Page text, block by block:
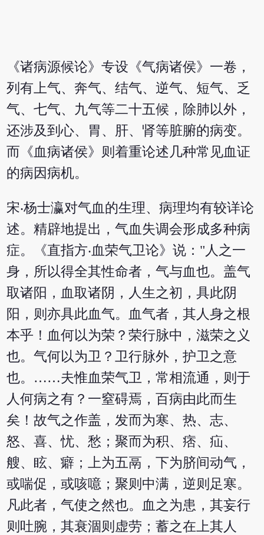
《诸病源候论》专设《气病诸侯》一卷，
列有上气、奔气、结气、逆气、短气、乏
气、七气、九气等二十五候，除肺以外，
还涉及到心、胃、肝、肾等脏腑的病变。
而《血病诸侯》则着重论述几种常见血证
的病因病机。
宋‧杨士瀛对气血的生理、病理均有较详论
述。精辟地提出，气血失调会形成多种病
症。《直指方‧血荣气卫论》说："人之一
身，所以得全其性命者，气与血也。盖气
取诸阳，血取诸阴，人生之初，具此阴
阳，则亦具此血气。血气者，其人身之根
本乎！血何以为荣？荣行脉中，滋荣之义
也。气何以为卫？卫行脉外，护卫之意
也。……夫惟血荣气卫，常相流通，则于
人何病之有？一窒碍焉，百病由此而生
矣！故气之作盖，发而为寒、热、志、
怒、喜、忧、愁；聚而为积、痞、疝、
艘、眩、癖；上为五鬲，下为脐间动气，
或喘促，或咳噫；聚则中满，逆则足寒。
凡此者，气使之然也。血之为患，其妄行
则吐腕，其衰涸则虚劳；蓄之在上其人